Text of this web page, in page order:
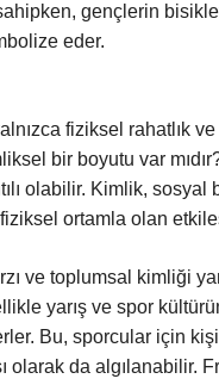
gençlerin
eder.
fiziksel rahatlık ve
bir boyutu var
olabilir. Kimlik,
ortamla olan
ve toplumsal kimliği
yarış ve spor
Bu, sporcular için
da algılanabilir.